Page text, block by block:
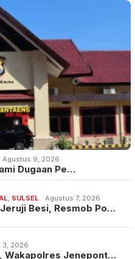
Agustus 9, 2026
Dugaan Pe…
SULSEL Agustus 7, 2026
Besi, Resmob Po…
3, 2026
Wakapolres Jenepont…